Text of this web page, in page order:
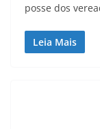
posse dos
Leia Mais